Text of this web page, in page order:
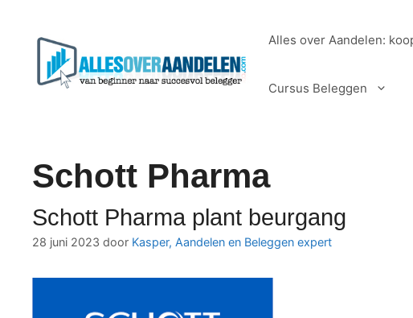
Alles over Aandelen:
Cursus Beleggen
Schott Pharma
Schott Pharma plant beurgang
28 juni 2023 door Kasper, Aandelen en Beleggen expert